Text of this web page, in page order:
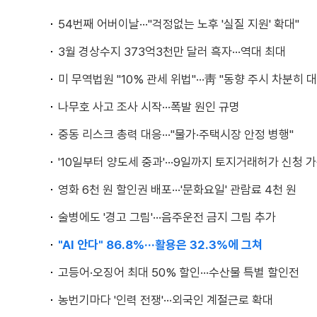
54번째 어버이날···"걱정없는 노후 '실질 지원' 확대"
3월 경상수지 373억3천만 달러 흑자···역대 최대
미 무역법원 "10% 관세 위법"···靑 "동향 주시 차분히
나무호 사고 조사 시작···폭발 원인 규명
중동 리스크 총력 대응···"물가·주택시장 안정 병행"
'10일부터 양도세 중과'···9일까지 토지거래허가 신청
영화 6천 원 할인권 배포···'문화요일' 관람료 4천 원
술병에도 '경고 그림'···음주운전 금지 그림 추가
"AI 안다" 86.8%···활용은 32.3%에 그쳐
고등어·오징어 최대 50% 할인···수산물 특별 할인전
농번기마다 '인력 전쟁'···외국인 계절근로 확대